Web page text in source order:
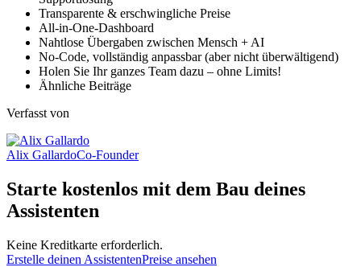
Transparente & erschwingliche Preise
All-in-One-Dashboard
Nahtlose Übergaben zwischen Mensch + AI
No-Code, vollständig anpassbar (aber nicht überwältigend)
Holen Sie Ihr ganzes Team dazu – ohne Limits!
Ähnliche Beiträge
Verfasst von
Alix GallardoCo-Founder
Starte kostenlos mit dem Bau deines
Assistenten
Keine Kreditkarte erforderlich.
Erstelle deinen AssistentenPreise ansehen